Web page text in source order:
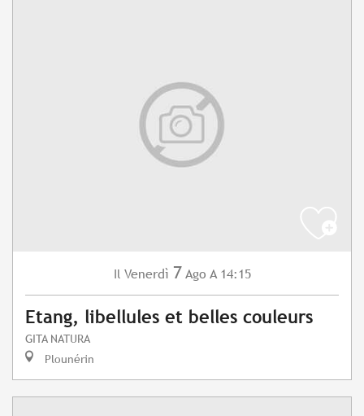
Il Venerdì 7 Ago A 14:15
Etang, libellules et belles couleurs
GITA NATURA
Plounérin